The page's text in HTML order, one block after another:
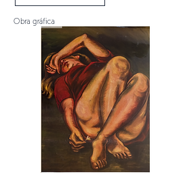
Obra gráfica